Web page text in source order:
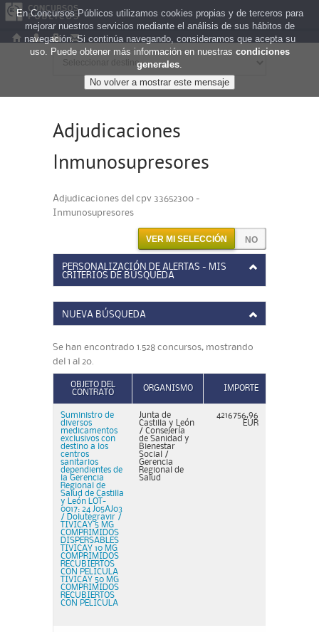
Adjudicaciones
Inmunosupresores
Adjudicaciones del cpv 33652300 -
Inmunosupresores
VER MI SELECCIÓN
PERSONALIZACIÓN DE ALERTAS - MIS
CRITERIOS DE BÚSQUEDA
NUEVA BÚSQUEDA
Se han encontrado 1.528 concursos, mostrando
del 1 al 20.
OBJETO DEL
CONTRATO
ORGANISMO IMPORTE
Suministro de
diversos
medicamentos
exclusivos con
destino a los
centros
sanitarios
dependientes de
la Gerencia
Regional de
Salud de Castilla
y León LOT-
0017: 24 J05AJ03
/ Dolutegravir /
TIVICAY 5 MG
COMPRIMIDOS
DISPERSABLES
TIVICAY 10 MG
COMPRIMIDOS
RECUBIERTOS
CON PELICULA
TIVICAY 50 MG
COMPRIMIDOS
RECUBIERTOS
CON PELICULA
Junta de
Castilla y León
/ Consejería
de Sanidad y
Bienestar
Social /
Gerencia
Regional de
Salud
4216756,96
EUR
En Concursos Públicos utilizamos cookies propias y de terceros para
mejorar nuestros servicios mediante el análisis de sus hábitos de
navegación. Si continúa navegando, consideramos que acepta su
uso. Puede obtener más información en nuestras condiciones
generales.